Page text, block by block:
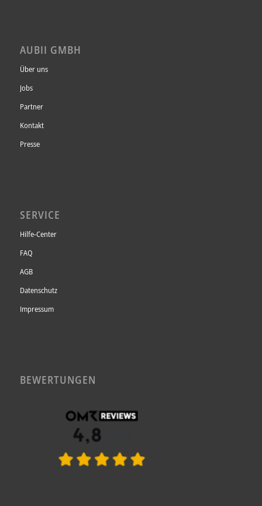
AUBII GMBH
Über uns
Jobs
Partner
Kontakt
Presse
SERVICE
Hilfe-Center
FAQ
AGB
Datenschutz
Impressum
BEWERTUNGEN